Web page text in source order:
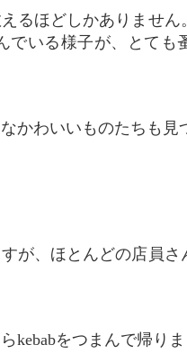
でいる様子が、とても
なかわいいものたちも
kebabをつまんで帰り